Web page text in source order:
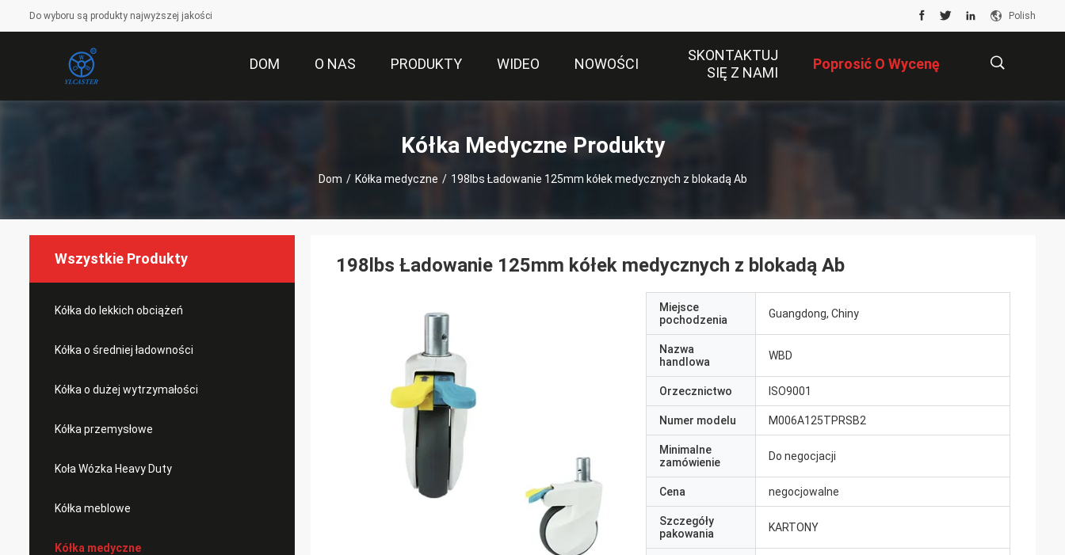
Do wyboru są produkty najwyższej jakości Polish
DOM O NAS PRODUKTY WIDEO NOWOŚCI
SKONTAKTUJ
SIĘ Z NAMI
Poprosić O Wycenę
Kółka Medyczne Produkty
Dom / Kółka medyczne / 198lbs Ładowanie 125mm kółek medycznych z blokadą Ab
Wszystkie Produkty
Kółka do lekkich obciążeń
Kółka o średniej ładowności
Kółka o dużej wytrzymałości
Kółka przemysłowe
Koła Wózka Heavy Duty
Kółka meblowe
Kółka medyczne
198lbs Ładowanie 125mm kółek medycznych z blokadą Ab
Miejsce
pochodzenia
Guangdong, Chiny
Nazwa
handlowa
WBD
Orzecznictwo ISO9001
Numer modelu M006A125TPRSB2
Minimalne
zamówienie
Do negocjacji
Cena negocjowalne
Szczegóły
pakowania
KARTONY